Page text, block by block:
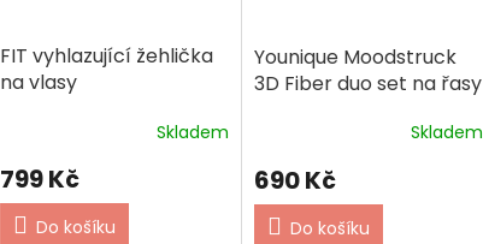
FIT vyhlazující žehlička
na vlasy
Skladem
799 Kč
Do košíku
Younique Moodstruck
3D Fiber duo set na řasy
Skladem
690 Kč
Do košíku